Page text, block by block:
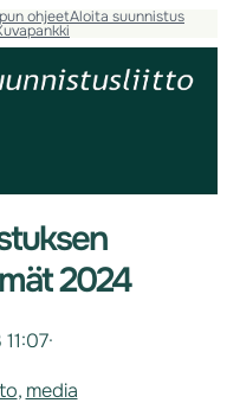
ohjeetAloita suunnistus
2024
·
, media